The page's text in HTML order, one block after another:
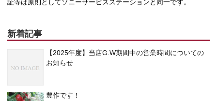
証等は原則としてソニーサービスステーションと同一です。
新着記事
【2025年度】当店G.W期間中の営業時間についての
お知らせ
豊作です！